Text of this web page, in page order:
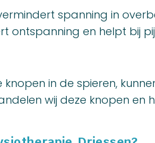
spanning in
ontspanning en helpt bij
knopen in de spieren,
wij deze knopen en